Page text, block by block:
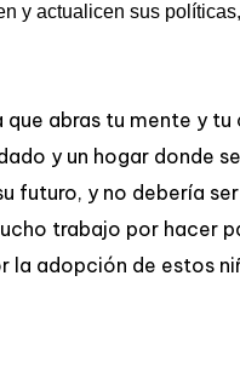
y actualicen sus
abras tu mente y tu
y un hogar donde
futuro, y no debería
trabajo por hacer
adopción de estos